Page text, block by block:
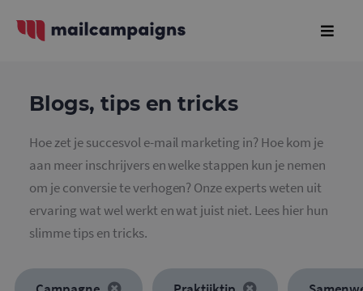
Blogs, tips en tricks
Hoe zet je succesvol e-mail marketing in? Hoe kom je
aan meer inschrijvers en welke stappen kun je nemen
om je conversie te verhogen? Onze experts weten uit
ervaring wat wel werkt en wat juist niet. Lees hier hun
slimme tips en tricks.